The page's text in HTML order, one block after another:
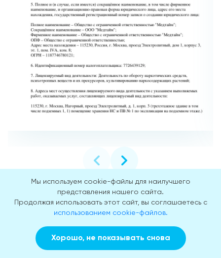
Хотя УЗИ легких не всегда является первичным методом
диагностики для всех заболеваний органов дыхания, оно
может быть полезным дополнительным инструментом при
выявлении и оценке различных патологий органа.
Мы используем cookie-файлы для наилучшего
представления нашего сайта.
Продолжая использовать этот сайт, вы соглашаетесь с
использованием cookie-файлов.
Хорошо, не показывать снова
Заказать звонок Вызвать врача на дом